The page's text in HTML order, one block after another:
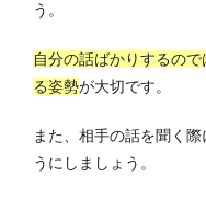
う。
自分の話ばかりするの
る姿勢が大切です。
また、相手の話を聞く際
うにしましょう。